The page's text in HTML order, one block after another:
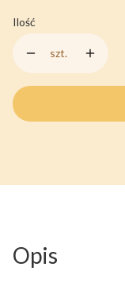
Ilość
szt.
Opis